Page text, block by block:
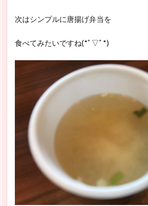
次はシンプルに唐揚げ弁当を
食べてみたいですね(*ﾟ▽ﾟ*)